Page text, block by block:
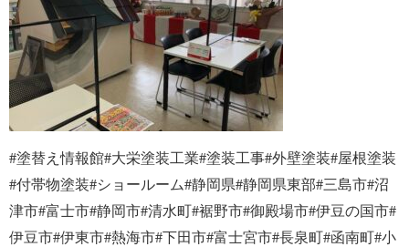
#塗替え情報館#大栄塗装工業#塗装工事#外壁塗装#屋根塗装
#付帯物塗装#ショールーム#静岡県#静岡県東部#三島市#沼
津市#富士市#静岡市#清水町#裾野市#御殿場市#伊豆の国市#
伊豆市#伊東市#熱海市#下田市#富士宮市#長泉町#函南町#小